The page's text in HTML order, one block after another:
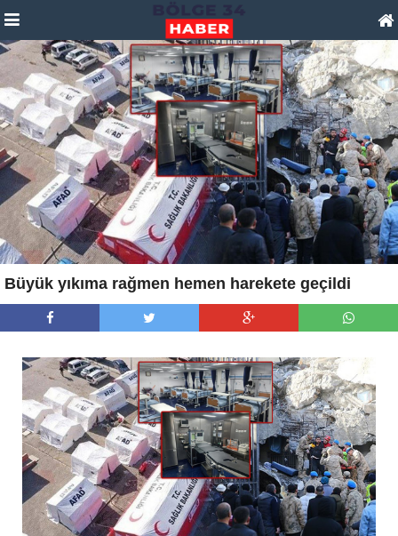
Büyük yıkıma rağmen hemen harekete geçildi